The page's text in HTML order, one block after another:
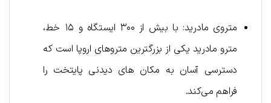
متروی مادرید: با بیش از ۳۰۰ ایستگاه و ۱۵ خط،
مترو مادرید یکی از بزرگترین متروهای اروپا است که
دسترسی آسان به مکان های دیدنی پایتخت را
فراهم می‌کند.